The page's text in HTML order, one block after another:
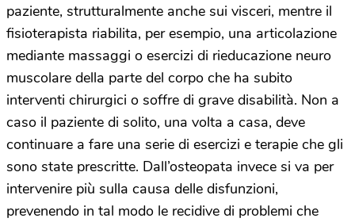
paziente, strutturalmente anche sui visceri, mentre il
fisioterapista riabilita, per esempio, una articolazione
mediante massaggi o esercizi di rieducazione neuro
muscolare della parte del corpo che ha subito
interventi chirurgici o soffre di grave disabilità. Non a
caso il paziente di solito, una volta a casa, deve
continuare a fare una serie di esercizi e terapie che gli
sono state prescritte. Dall’osteopata invece si va per
intervenire più sulla causa delle disfunzioni,
prevenendo in tal modo le recidive di problemi che